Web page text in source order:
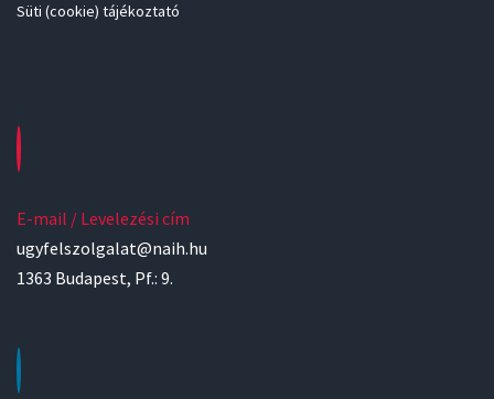
Süti (cookie) tájékoztató
E-mail / Levelezési cím
ugyfelszolgalat@naih.hu
1363 Budapest, Pf.: 9.